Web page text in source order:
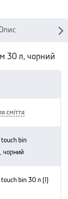
30 л, чорний
сміття
чорний